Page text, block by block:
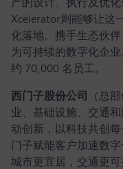
Xcelerator则能够让这
化落地。携手生态伙
为可持续的数字化企
约 70,000 名员工。
西门子股份公司
（总
业、基础设施、交通
动创新，以科技共创
门子赋能客户加速数
城市更宜居，交通更